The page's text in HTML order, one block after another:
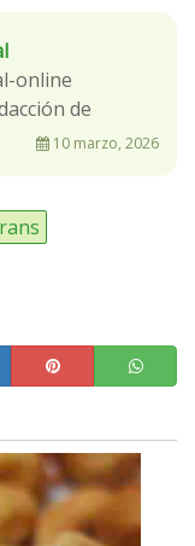
online
de
10 marzo, 2026